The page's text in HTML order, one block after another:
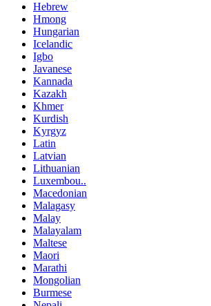
Hebrew
Hmong
Hungarian
Icelandic
Igbo
Javanese
Kannada
Kazakh
Khmer
Kurdish
Kyrgyz
Latin
Latvian
Lithuanian
Luxembou..
Macedonian
Malagasy
Malay
Malayalam
Maltese
Maori
Marathi
Mongolian
Burmese